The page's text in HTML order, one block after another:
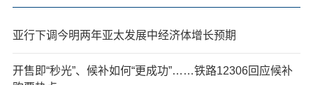
亚行下调今明两年亚太发展中经济体增长预期
开售即“秒光”、候补如何“更成功”……铁路12306回应候补